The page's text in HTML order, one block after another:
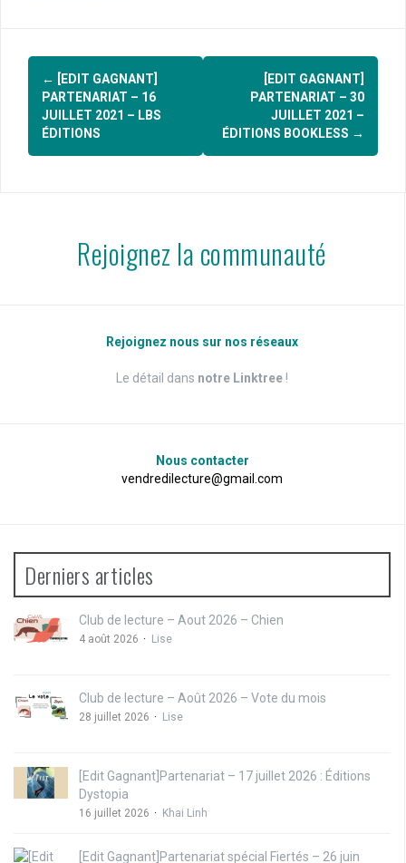
Navigation
d'article
← [EDIT GAGNANT]
PARTENARIAT – 16
JUILLET 2021 – LBS
ÉDITIONS
[EDIT GAGNANT]
PARTENARIAT – 30
JUILLET 2021 –
ÉDITIONS BOOKLESS →
Rejoignez la communauté
Rejoignez nous sur nos réseaux
Le détail dans notre Linktree !
Nous contacter
vendredilecture@gmail.com
Derniers articles
Club de lecture – Aout 2026 – Chien
4 août 2026 Lise
Club de lecture – Août 2026 – Vote du mois
28 juillet 2026 Lise
[Edit Gagnant]Partenariat – 17 juillet 2026 : Éditions
Dystopia
16 juillet 2026 Khai Linh
[Edit Gagnant]Partenariat spécial Fiertés – 26 juin